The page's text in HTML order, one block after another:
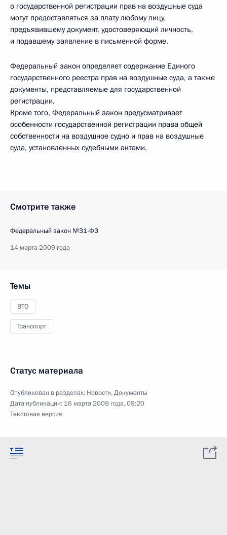
о государственной регистрации прав на воздушные суда
могут предоставляться за плату любому лицу,
предъявившему документ, удостоверяющий личность,
и подавшему заявление в письменной форме.
Федеральный закон определяет содержание Единого
государственного реестра прав на воздушные суда, а также
документы, представляемые для государственной
регистрации.
Кроме того, Федеральный закон предусматривает
особенности государственной регистрации права общей
собственности на воздушное судно и прав на воздушные
суда, установленных судебными актами.
Смотрите также
Федеральный закон №31-ФЗ
14 марта 2009 года
Темы
ВТО
Транспорт
Статус материала
Опубликован в разделах: Новости,Документы
Дата публикации: 16 марта 2009 года, 09:20
Текстовая версия